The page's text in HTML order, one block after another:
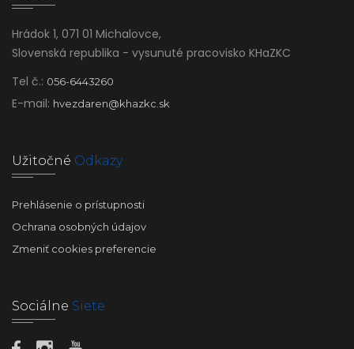
Hrádok 1, 071 01 Michalovce,
Slovenská republika - vysunuté pracovisko KHaZKC
Tel č.: 056-6443260
E-mail: hvezdaren@khazkc.sk
Užitočné Odkazy
Prehlásenie o prístupnosti
Ochrana osobných údajov
Zmeniť cookies preferencie
Sociálne Siete